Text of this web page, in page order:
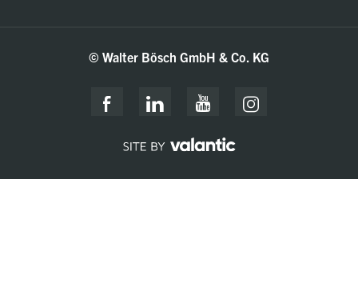
© Walter Bösch GmbH & Co. KG